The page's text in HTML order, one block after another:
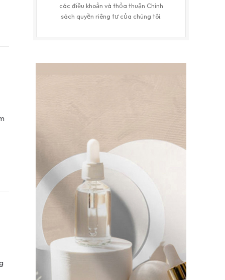
các điều khoản và thỏa thuận Chính
sách quyền riêng tư của chúng tôi.